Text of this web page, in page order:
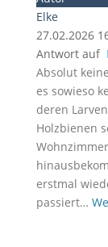
Elke
27.02.2026
Antwort auf
Absolut
es sowieso
deren
Holzbienen
erstmal
passiert…